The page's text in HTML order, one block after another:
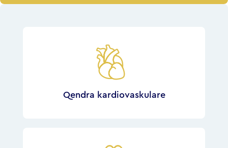
Qendra kardiovaskulare